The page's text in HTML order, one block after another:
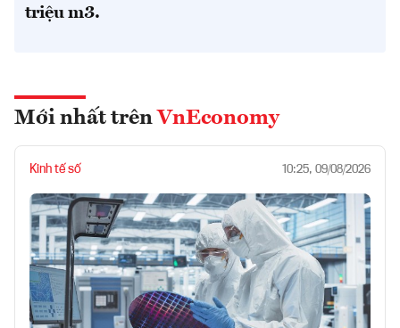
triệu m3.
Mới nhất trên VnEconomy
Kinh tế số 10:25, 09/08/2026